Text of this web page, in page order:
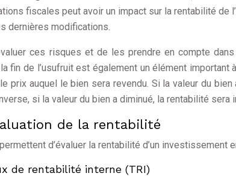
fiscales peut avoir un impact sur la rentabilité de
dernières modifications.
ces risques et de les prendre en compte
fin de l’usufruit est également un élément important
prix auquel le bien sera revendu. Si la valeur du
si la valeur du bien a diminué, la rentabilité sera
de la rentabilité
d’évaluer la rentabilité d’un investissement
de rentabilité interne (TRI)